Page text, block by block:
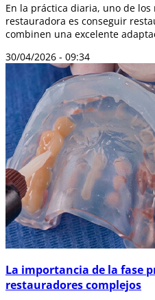
En la práctica diaria, uno de
restauradora es conseguir
combinen una excelente
30/04/2026 - 09:34
La importancia de la fase
restauradores complejos